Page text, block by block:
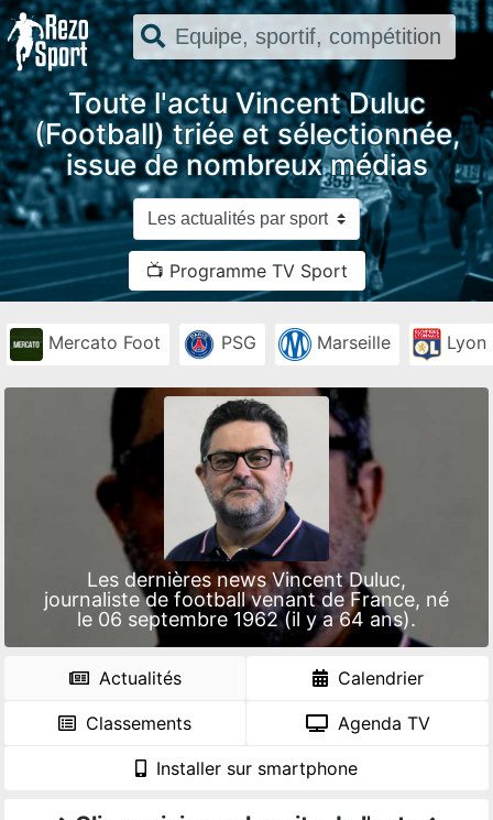
Toute l'actu Vincent Duluc
(Football) triée et sélectionnée,
issue de nombreux médias
📺 Programme TV Sport
Mercato Foot PSG Marseille Lyon
Les dernières news Vincent Duluc,
journaliste de football venant de France, né
le 06 septembre 1962 (il y a 64 ans).
Actualités Calendrier
Classements Agenda TV
Installer sur smartphone